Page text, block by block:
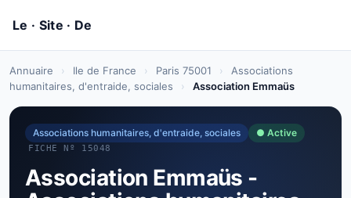
Annuaire › Ile de France › Paris 75001 ›
Associations
humanitaires, d'entraide, sociales
› Association Emmaüs
Associations humanitaires, d'entraide, sociales ● Active
FICHE Nº 15048
Association Emmaüs -